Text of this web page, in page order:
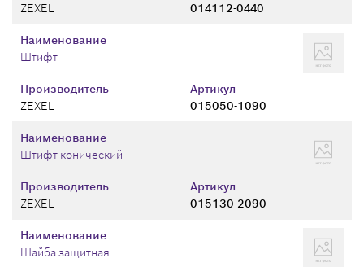
ZEXEL
014112-0440
Производитель
ZEXEL
Артикул
015050-1090
Наименование
Штифт
Производитель
ZEXEL
Артикул
015130-2090
Наименование
Штифт конический
Наименование
Шайба защитная